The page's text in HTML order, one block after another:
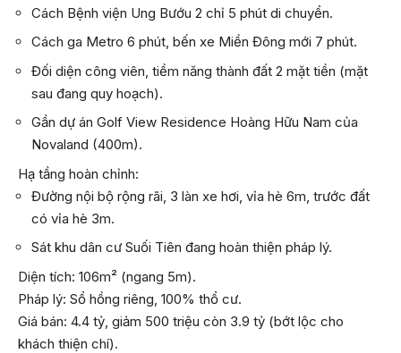
Cách Bệnh viện Ung Bướu 2 chỉ 5 phút di chuyển.
Cách ga Metro 6 phút, bến xe Miền Đông mới 7 phút.
Đối diện công viên, tiềm năng thành đất 2 mặt tiền (mặt
sau đang quy hoạch).
Gần dự án Golf View Residence Hoàng Hữu Nam của
Novaland (400m).
Hạ tầng hoàn chỉnh:
Đường nội bộ rộng rãi, 3 làn xe hơi, vỉa hè 6m, trước đất
có vỉa hè 3m.
Sát khu dân cư Suối Tiên đang hoàn thiện pháp lý.
Diện tích: 106m² (ngang 5m).
Pháp lý: Sổ hồng riêng, 100% thổ cư.
Giá bán: 4.4 tỷ, giảm 500 triệu còn 3.9 tỷ (bớt lộc cho
khách thiện chí).